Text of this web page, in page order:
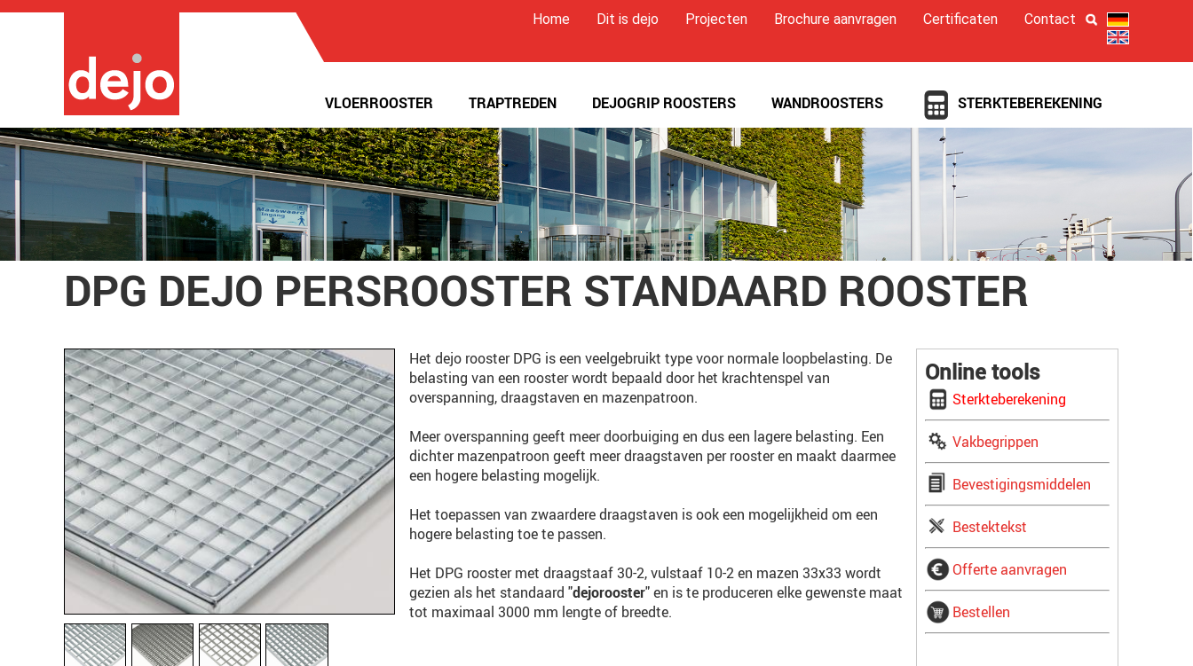
Home Dit is dejo Projecten Brochure aanvragen Certificaten Contact
VLOERROOSTER TRAPTREDEN DEJOGRIP ROOSTERS WANDROOSTERS STERKTEBEREKENING
DPG DEJO PERSROOSTER STANDAARD ROOSTER
Het dejo rooster DPG is een veelgebruikt type voor normale loopbelasting. De
belasting van een rooster wordt bepaald door het krachtenspel van
overspanning, draagstaven en mazenpatroon.
Meer overspanning geeft meer doorbuiging en dus een lagere belasting. Een
dichter mazenpatroon geeft meer draagstaven per rooster en maakt daarmee
een hogere belasting mogelijk.
Het toepassen van zwaardere draagstaven is ook een mogelijkheid om een
hogere belasting toe te passen.
Het DPG rooster met draagstaaf 30-2, vulstaaf 10-2 en mazen 33x33 wordt
gezien als het standaard "dejorooster" en is te produceren elke gewenste maat
tot maximaal 3000 mm lengte of breedte.
Online tools
Sterkteberekening
Vakbegrippen
Bevestigingsmiddelen
Bestektekst
Offerte aanvragen
Bestellen